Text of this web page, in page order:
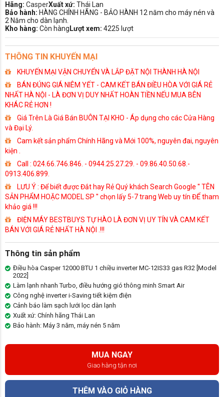
Hãng: CasperXuất xứ: Thái Lan
Bảo hành: HÀNG CHÍNH HÃNG - BẢO HÀNH 12 năm cho máy nén và
2 Năm cho dàn lạnh.
Kho hàng: Còn hàng Lượt xem: 4225 lượt
THÔNG TIN KHUYẾN MẠI
KHUYẾN MẠI VẬN CHUYỂN VÀ LẮP ĐẶT NỘI THÀNH HÀ NỘI
BÁN ĐÚNG GIÁ NIÊM YẾT - CAM KẾT BÁN ĐIỀU HÒA VỚI GIÁ RẺ
NHẤT HÀ NỘI - LÀ ĐƠN VỊ DUY NHẤT HOÀN TIỀN NẾU MUA BÊN
KHÁC RẺ HƠN !
Giá Trên Là Giá Bán BUÔN TẠI KHO - Áp dụng cho các Cửa Hàng
và Đại Lý.
Cam kết sản phẩm Chính Hãng và Mới 100%, nguyên đai, nguyên
kiện .
Call : 024.66.746.846. - 0944.25.27.29. - 09.86.40.50.68.-
0913.406.899.
LƯU Ý : Để biết được Đắt hay Rẻ Quý khách Search Google '' TÊN
SẢN PHẨM HOẶC MODEL SP '' chọn lấy 5-7 trang Web uy tín ĐỂ tham
khảo giá !!!
ĐIỆN MÁY BESTBUYS TỰ HÀO LÀ ĐƠN VỊ UY TÍN VÀ CAM KẾT
BÁN VỚI GIÁ RẺ NHẤT HÀ NỘI .!!!
Thông tin sản phẩm
Điều hòa Casper 12000 BTU 1 chiều inverter MC-12IS33 gas R32 [Model
2022]
Làm lạnh nhanh Turbo, điều hướng gió thông minh Smart Air
Công nghệ inverter i-Saving tiết kiệm điện
Cảnh báo làm sạch lưới lọc dàn lạnh
Xuất xứ: Chính hãng Thái Lan
Bảo hành: Máy 3 năm, máy nén 5 năm
MUA NGAY
Giao hàng tận nơi
THÊM VÀO GIỎ HÀNG